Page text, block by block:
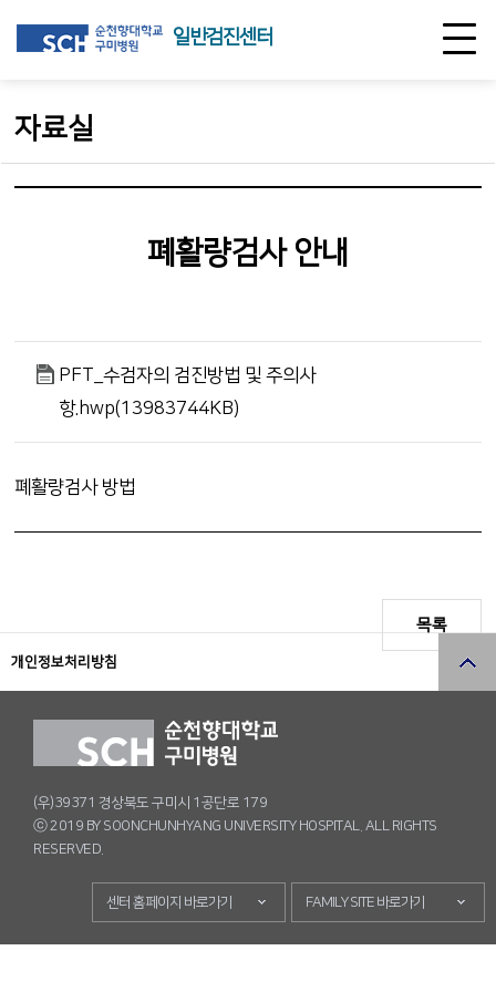
일반검진센터
자료실
폐활량검사 안내
PFT_수검자의 검진방법 및 주의사
항.hwp(13983744KB)
폐활량검사 방법
목록
개인정보처리방침
(우)39371 경상북도 구미시 1공단로 179
ⓒ 2019 BY SOONCHUNHYANG UNIVERSITY HOSPITAL. ALL RIGHTS
RESERVED.
센터 홈페이지 바로가기 FAMILY SITE 바로가기